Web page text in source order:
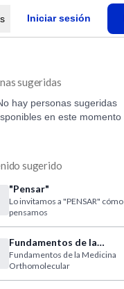
Iniciar sesión
sugeridas
hay personas sugeridas
en este momento
sugerido
"Pensar"
Lo invitamos a "PENSAR" cómo
pensamos
Fundamentos de la
Medicina
Orthomolecular
Fundamentos de la Medicina
Orthomolecular